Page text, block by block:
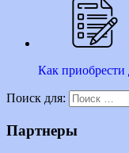
Как приобрести
бланкдоставка
Поиск для:
Партнеры